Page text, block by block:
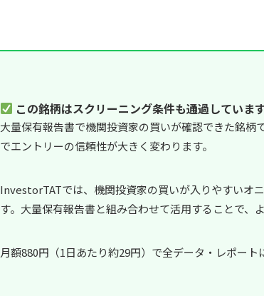
この銘柄はスクリーニング条件も通過していま
大量保有報告書で機関投資家の買いが確認できた銘柄で
でエントリーの信頼性が大きく変わります。
InvestorTATでは、機関投資家の買いが入りやすいオ
す。大量保有報告書と組み合わせて活用することで、
月額880円（1日あたり約29円）で全データ・レポート